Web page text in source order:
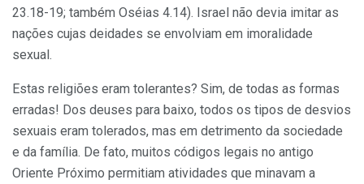
23.18-19; também Oséias 4.14). Israel não devia imitar as
nações cujas deidades se envolviam em imoralidade
sexual.
Estas religiões eram tolerantes? Sim, de todas as formas
erradas! Dos deuses para baixo, todos os tipos de desvios
sexuais eram tolerados, mas em detrimento da sociedade
e da família. De fato, muitos códigos legais no antigo
Oriente Próximo permitiam atividades que minavam a